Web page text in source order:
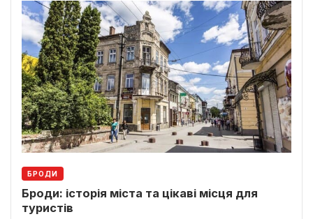
БРОДИ
Броди: історія міста та цікаві місця для
туристів